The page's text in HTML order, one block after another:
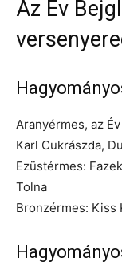
Az Év
Aranyérmes, az
Karl Cukrászda,
Ezüstérmes:
Tolna
Bronzérmes: Kiss